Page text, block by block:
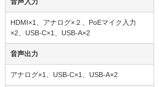
音声入力
HDMI×1、アナログ×２、PoEマイク入力
×2、USB-C×1、USB-A×2
音声出力
アナログ×1、USB-C×1、USB-A×2